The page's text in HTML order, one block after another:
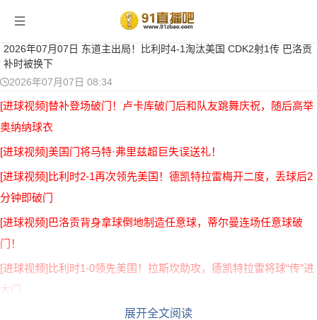
当前位置： 足球集锦> 正文
2026年07月07日 东道主出局！比利时4-1淘汰美国 CDK2射1传 巴洛贡
补时被换下
2026年07月07日 08:34
[进球视频]替补登场破门！卢卡库破门后和队友跳舞庆祝，随后高举
奥纳纳球衣
[进球视频]美国门将马特·弗里兹超巨失误送礼！
[进球视频]比利时2-1再次领先美国！德凯特拉雷梅开二度，丢球后2
分钟即破门
[进球视频]巴洛贡背身拿球倒地制造任意球，蒂尔曼连场任意球破
门！
[进球视频]比利时1-0领先美国！拉斯坎助攻，德凯特拉雷将球“传”进
大门
展开全文阅读